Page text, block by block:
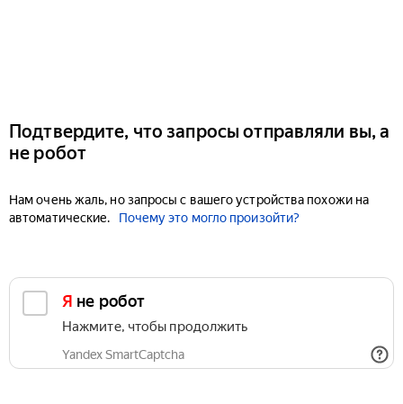
Подтвердите, что запросы отправляли вы, а
не робот
Нам очень жаль, но запросы с вашего устройства похожи на
автоматические.
Почему это могло произойти?
Я не робот
Нажмите, чтобы продолжить
Yandex SmartCaptcha